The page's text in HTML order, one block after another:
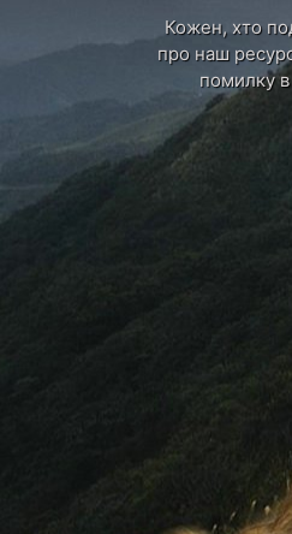
Кожен, хто
про наш
помилку в